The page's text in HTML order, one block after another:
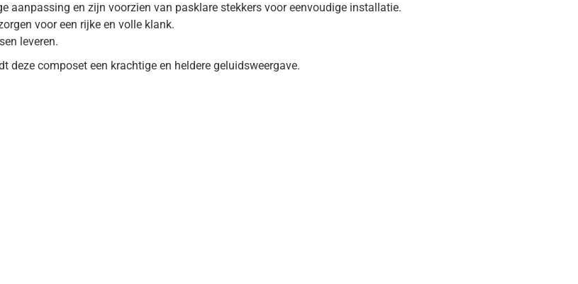
aanpassing en zijn voorzien van pasklare stekkers voor eenvoudige installatie.
voor een rijke en volle klank.
leveren.
deze composet een krachtige en heldere geluidsweergave.